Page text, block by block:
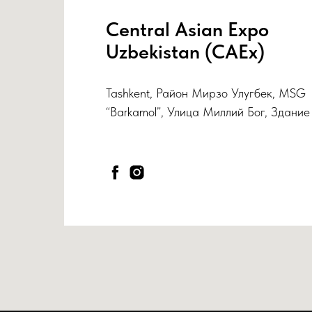
Central Asian Expo
Uzbekistan (CAEx)
Tashkent, Район Мирзо Улугбек, MSG
“Barkamol”, Улица Миллий Бог, Здание